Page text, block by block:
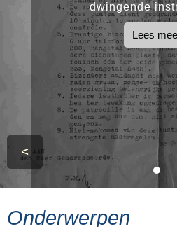
dwingende
Lees
<
Onderwerpen